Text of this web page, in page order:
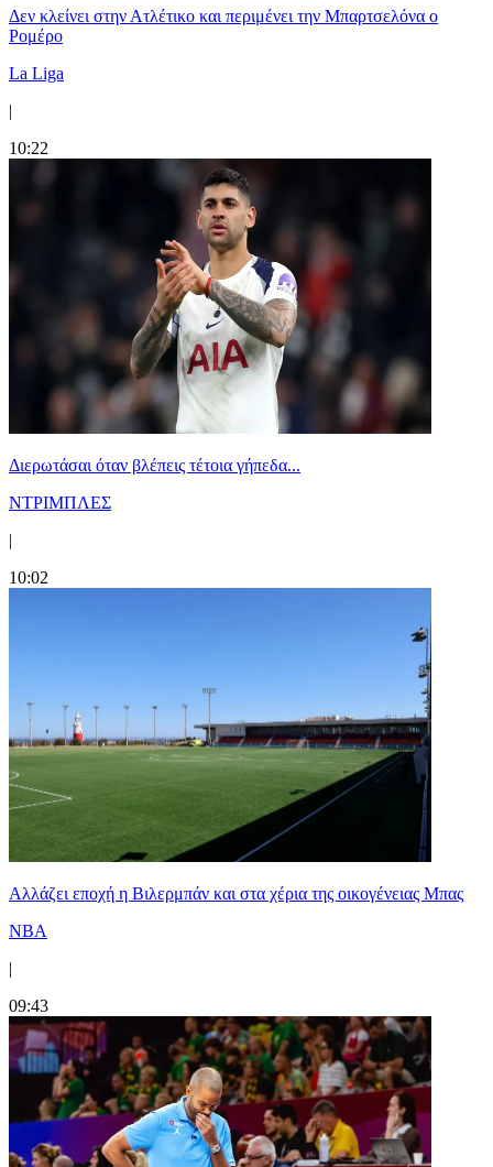
Δεν κλείνει στην Ατλέτικο και περιμένει την Μπαρτσελόνα ο
Ρομέρο
La Liga
|
10:22
Διερωτάσαι όταν βλέπεις τέτοια γήπεδα...
ΝΤΡΙΜΠΛΕΣ
|
10:02
Aλλάζει εποχή η Βιλερμπάν και στα χέρια της οικογένειας Μπας
NBA
|
09:43